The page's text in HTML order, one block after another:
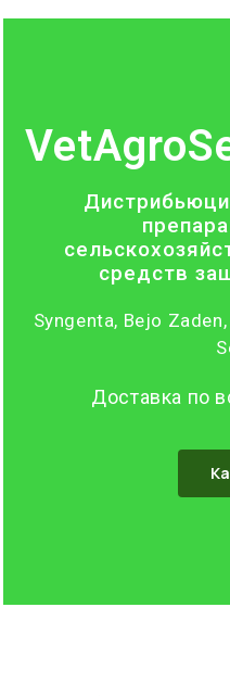
средств
Syngenta, Bejo
Доставка по